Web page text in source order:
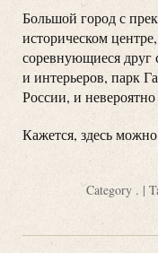
Большой город с
историческом
соревнующиеся друг
и интерьеров, парк
России, и
Кажется, здесь
Category . |